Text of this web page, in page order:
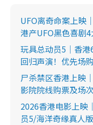
UFO离奇命案上映
港产UFO黑色喜剧
玩具总动员5｜香
回归声演！优先场
尸杀禁区香港上映
影院院线购票及场次
2026香港电影上映
员5/海洋奇缘真人